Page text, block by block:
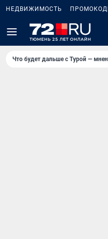
НЕДВИЖИМОСТЬ
Что будет дальше с Турой —